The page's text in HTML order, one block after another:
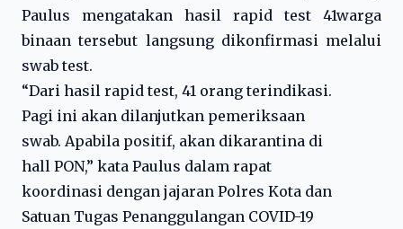
Paulus mengatakan hasil rapid test 41warga
binaan tersebut langsung dikonfirmasi melalui
swab test.
“Dari hasil rapid test, 41 orang terindikasi.
Pagi ini akan dilanjutkan pemeriksaan
swab. Apabila positif, akan dikarantina di
hall PON,” kata Paulus dalam rapat
koordinasi dengan jajaran Polres Kota dan
Satuan Tugas Penanggulangan COVID-19